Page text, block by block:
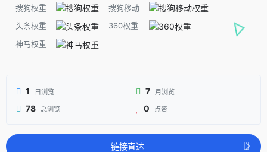
搜狗权重
搜狗移动
头条权重
360权重
神马权重
1 日浏览 7 月浏览
78 总浏览 0 点赞
链接直达